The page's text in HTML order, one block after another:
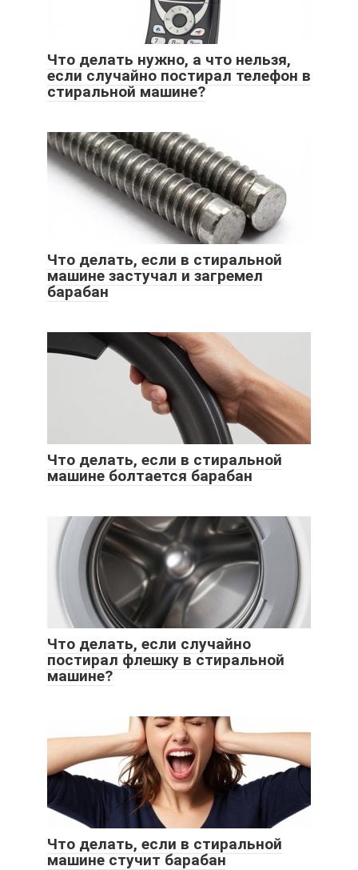
Что делать нужно, а что нельзя,
если случайно постирал телефон в
стиральной машине?
Что делать, если в стиральной
машине застучал и загремел
барабан
Что делать, если в стиральной
машине болтается барабан
Что делать, если случайно
постирал флешку в стиральной
машине?
Что делать, если в стиральной
машине стучит барабан